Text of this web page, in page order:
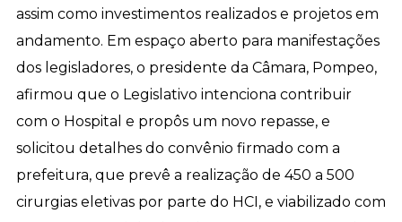
assim como investimentos realizados e projetos em
andamento. Em espaço aberto para manifestações
dos legisladores, o presidente da Câmara, Pompeo,
afirmou que o Legislativo intenciona contribuir
com o Hospital e propôs um novo repasse, e
solicitou detalhes do convênio firmado com a
prefeitura, que prevê a realização de 450 a 500
cirurgias eletivas por parte do HCI, e viabilizado com